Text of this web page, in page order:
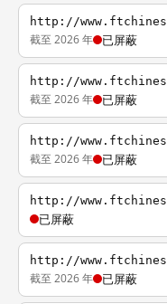
http://
截至 2026 年 已屏蔽
http://
截至 2026 年 已屏蔽
http://
截至 2026 年 已屏蔽
http://
已屏蔽
http://
截至 2026 年 已屏蔽